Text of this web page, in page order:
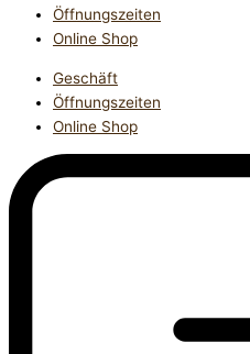
Öffnungszeiten
Online Shop
Geschäft
Öffnungszeiten
Online Shop